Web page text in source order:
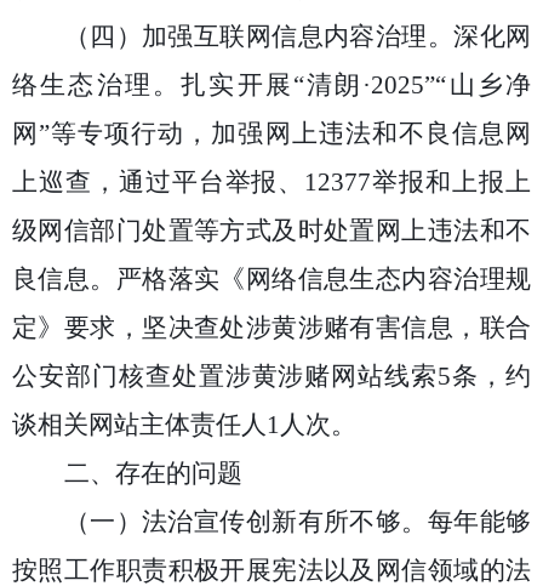
（四） 加强互联网信息内容治理。深化网
络生态治理 。扎实开展“清朗·2025”“山乡净
网”等专项行动，加强网上违法和不良信息网
上巡查，通过平台举报、 12377举报和上报上
级网信部门处置等方式及时处置网上违法和不
良信息。严格落实《网络信息生态内容治理规
定》要求，坚决查处涉黄涉赌有害信息，联合
公安部门核查处置涉黄涉赌网站线索5条，约
谈相关网站主体责任人1人次。
二、存在的问题
（一）法治宣传创新有所不够。 每年能够
按照工作职责积极开展宪法以及网信领域的法